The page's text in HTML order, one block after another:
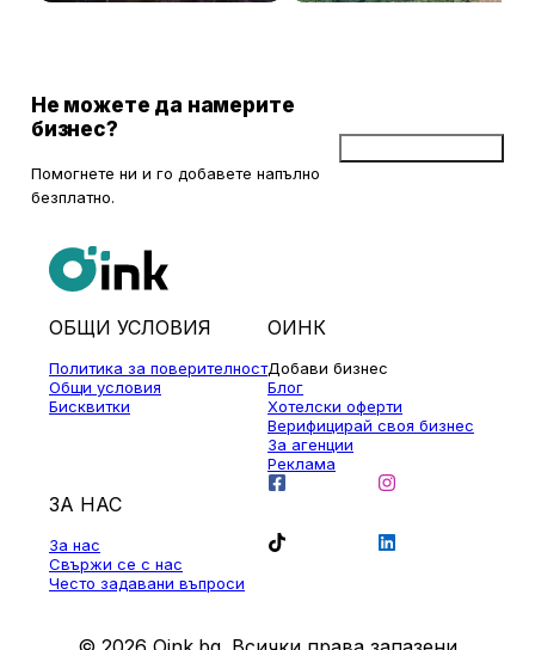
Не можете да намерите
бизнес?
Помогнете ни и го добавете напълно
безплатно.
ОБЩИ УСЛОВИЯ
Политика за поверителност
Общи условия
Бисквитки
ОИНК
Добави бизнес
Блог
Хотелски оферти
Верифицирай своя бизнес
За агенции
Реклама
ЗА НАС
За нас
Свържи се с нас
Често задавани въпроси